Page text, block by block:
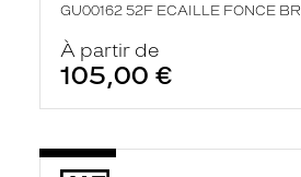
GU00162 52F ECAILLE FONCE BR
À partir de
105,00 €